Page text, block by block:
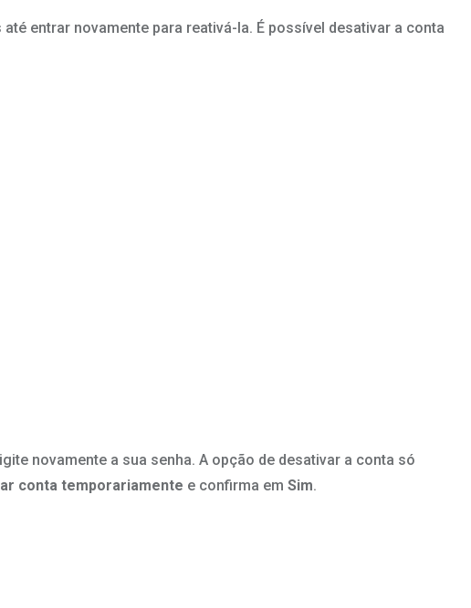
entrar novamente para reativá-la. É possível desativar a conta
novamente a sua senha. A opção de desativar a conta só
conta temporariamente e confirma em Sim.